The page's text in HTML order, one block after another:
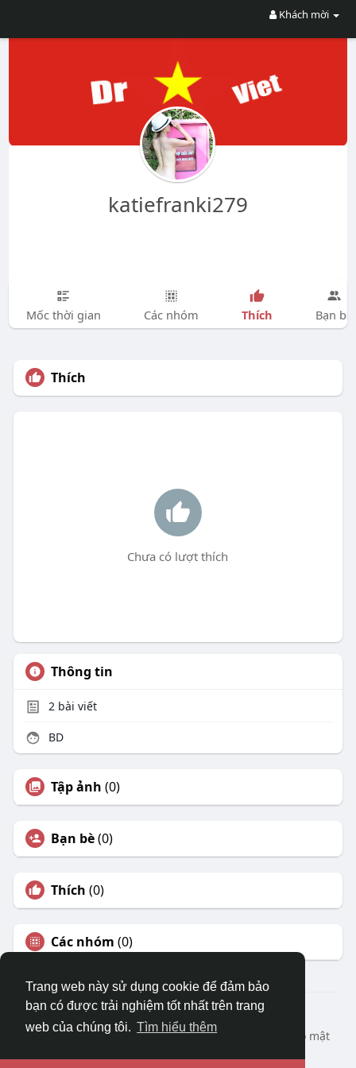
Trang web này sử dụng cookie để đảm bảo
bạn có được trải nghiệm tốt nhất trên trang
web của chúng tôi. Tìm hiểu thêm
Khách mời
katiefranki279
Mốc thời gian Các nhóm Thích Bạn bè
Thích
Chưa có lượt thích
Thông tin
2bài viết
BD
Tập ảnh (0)
Bạn bè(0)
Thích (0)
Các nhóm (0)
© 2026 DRVIET.COM
Nhà
Bao Quát Liên hệ chúng tôi
Chính sách bảo mật